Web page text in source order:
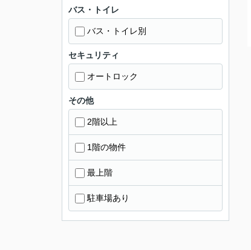
バス・トイレ
バス・トイレ別
セキュリティ
オートロック
その他
2階以上
1階の物件
最上階
駐車場あり